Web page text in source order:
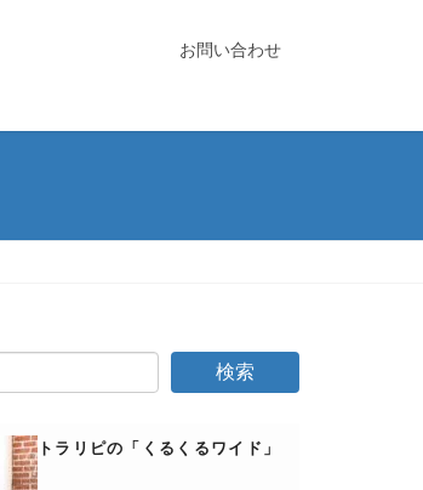
お問い合わせ
トラリピの「くるくるワイド」